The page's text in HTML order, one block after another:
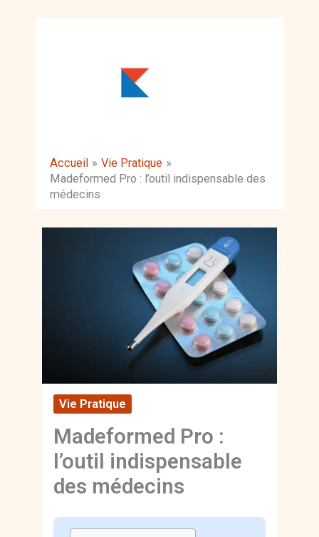
Accueil
Vie Pratique
Madeformed Pro : l’outil indispensable des
médecins
Vie Pratique
Madeformed Pro :
l’outil indispensable
des médecins